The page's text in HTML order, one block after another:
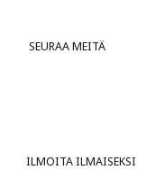
SEURAA MEITÄ
ILMOITA ILMAISEKSI